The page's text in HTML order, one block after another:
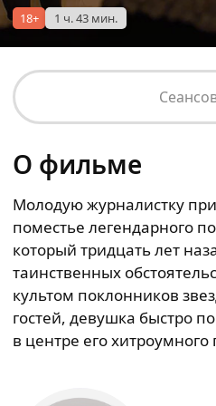
18+ 1 ч. 43 мин.
О фильме
Молодую журналистку
поместье легендарного
который тридцать лет
таинственных
культом поклонников
гостей, девушка быстро
в центре его хитроумного